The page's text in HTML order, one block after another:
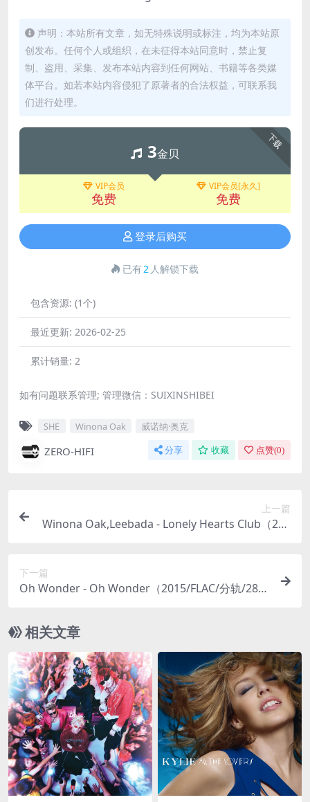
声明：本站所有文章，如无特殊说明或标注，均为本站原
创发布。任何个人或组织，在未征得本站同意时，禁止复
制、盗用、采集、发布本站内容到任何网站、书籍等各类媒
体平台。如若本站内容侵犯了原著者的合法权益，可联系我
们进行处理。
下载
3金贝
VIP会员
免费
VIP会员[永久]
免费
登录后购买
已有2 人解锁下载
包含资源: (1个)
最近更新: 2026-02-25
累计销量: 2
如有问题联系管理; 管理微信：SUIXINSHIBEI
SHE Winona Oak 威诺纳·奥克
ZERO-HIFI 分享 收藏 点赞(0)
上一篇
Winona Oak,Leebada - Lonely Hearts Club（202
下一篇
Oh Wonder - Oh Wonder（2015/FLAC/分轨/288
相关文章